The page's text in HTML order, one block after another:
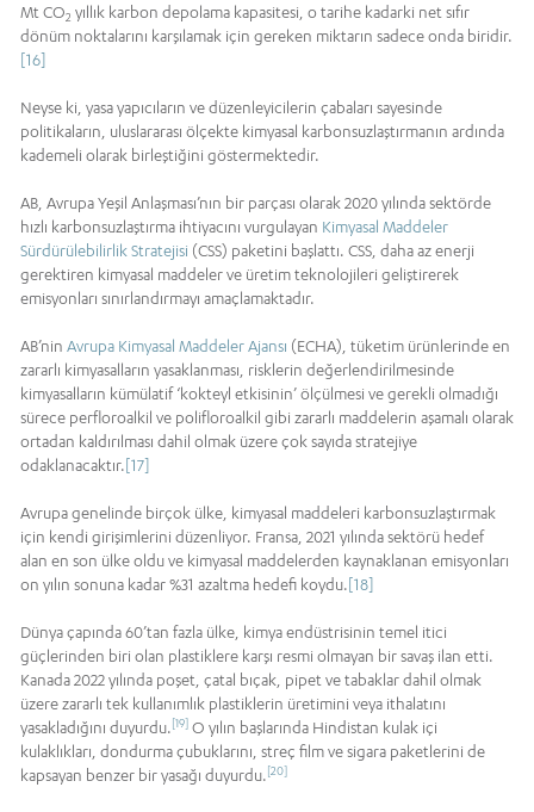
Mt CO2 yıllık karbon depolama kapasitesi, o tarihe kadarki net sıfır
dönüm noktalarını karşılamak için gereken miktarın sadece onda biridir.
[16]
Neyse ki, yasa yapıcıların ve düzenleyicilerin çabaları sayesinde
politikaların, uluslararası ölçekte kimyasal karbonsuzlaştırmanın ardında
kademeli olarak birleştiğini göstermektedir.
AB, Avrupa Yeşil Anlaşması’nın bir parçası olarak 2020 yılında sektörde
hızlı karbonsuzlaştırma ihtiyacını vurgulayan Kimyasal Maddeler
Sürdürülebilirlik Stratejisi (CSS) paketini başlattı. CSS, daha az enerji
gerektiren kimyasal maddeler ve üretim teknolojileri geliştirerek
emisyonları sınırlandırmayı amaçlamaktadır.
AB’nin Avrupa Kimyasal Maddeler Ajansı (ECHA), tüketim ürünlerinde en
zararlı kimyasalların yasaklanması, risklerin değerlendirilmesinde
kimyasalların kümülatif ‘kokteyl etkisinin’ ölçülmesi ve gerekli olmadığı
sürece perfloroalkil ve polifloroalkil gibi zararlı maddelerin aşamalı olarak
ortadan kaldırılması dahil olmak üzere çok sayıda stratejiye
odaklanacaktır.[17]
Avrupa genelinde birçok ülke, kimyasal maddeleri karbonsuzlaştırmak
için kendi girişimlerini düzenliyor. Fransa, 2021 yılında sektörü hedef
alan en son ülke oldu ve kimyasal maddelerden kaynaklanan emisyonları
on yılın sonuna kadar %31 azaltma hedefi koydu.[18]
Dünya çapında 60’tan fazla ülke, kimya endüstrisinin temel itici
güçlerinden biri olan plastiklere karşı resmi olmayan bir savaş ilan etti.
Kanada 2022 yılında poşet, çatal bıçak, pipet ve tabaklar dahil olmak
üzere zararlı tek kullanımlık plastiklerin üretimini veya ithalatını
yasakladığını duyurdu.[19] O yılın başlarında Hindistan kulak içi
kulaklıkları, dondurma çubuklarını, streç film ve sigara paketlerini de
kapsayan benzer bir yasağı duyurdu.[20]